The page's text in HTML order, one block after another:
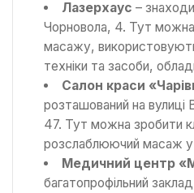
Лазерхаус –
Чорновола, 4. Тут можна
масажу,
техніки та засоби,
Салон краси
розташований на вулиці
47. Тут можна зробити
розслаблюючий масаж у
Медичний центр
багатопрофільний